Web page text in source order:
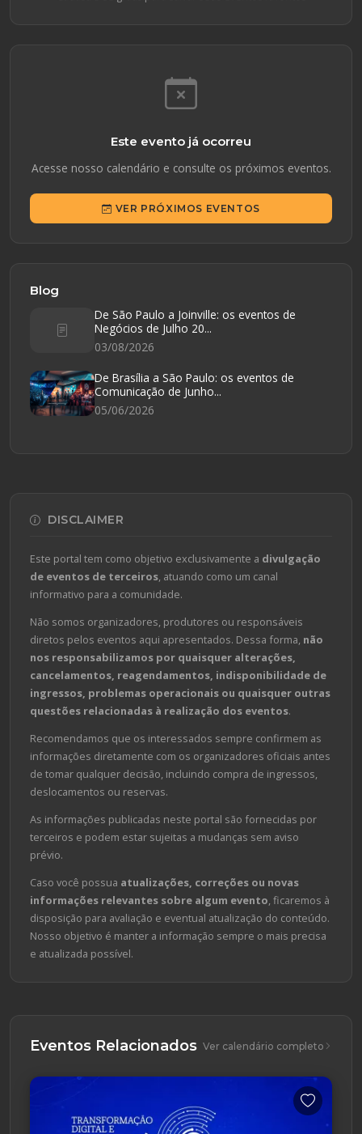
Este evento já ocorreu
Acesse nosso calendário e consulte os próximos eventos.
VER PRÓXIMOS EVENTOS
Blog
De São Paulo a Joinville: os eventos de
Negócios de Julho 20...
03/08/2026
De Brasília a São Paulo: os eventos de
Comunicação de Junho...
05/06/2026
DISCLAIMER
Este portal tem como objetivo exclusivamente a divulgação
de eventos de terceiros, atuando como um canal
informativo para a comunidade.
Não somos organizadores, produtores ou responsáveis
diretos pelos eventos aqui apresentados. Dessa forma, não
nos responsabilizamos por quaisquer alterações,
cancelamentos, reagendamentos, indisponibilidade de
ingressos, problemas operacionais ou quaisquer outras
questões relacionadas à realização dos eventos.
Recomendamos que os interessados sempre confirmem as
informações diretamente com os organizadores oficiais antes
de tomar qualquer decisão, incluindo compra de ingressos,
deslocamentos ou reservas.
As informações publicadas neste portal são fornecidas por
terceiros e podem estar sujeitas a mudanças sem aviso
prévio.
Caso você possua atualizações, correções ou novas
informações relevantes sobre algum evento, ficaremos à
disposição para avaliação e eventual atualização do conteúdo.
Nosso objetivo é manter a informação sempre o mais precisa
e atualizada possível.
Eventos Relacionados Ver calendário completo